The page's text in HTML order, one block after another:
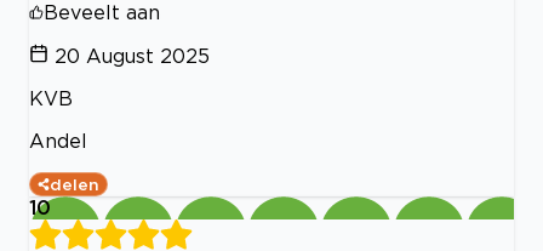
Beveelt aan
20 August 2025
KVB
Andel
delen
10